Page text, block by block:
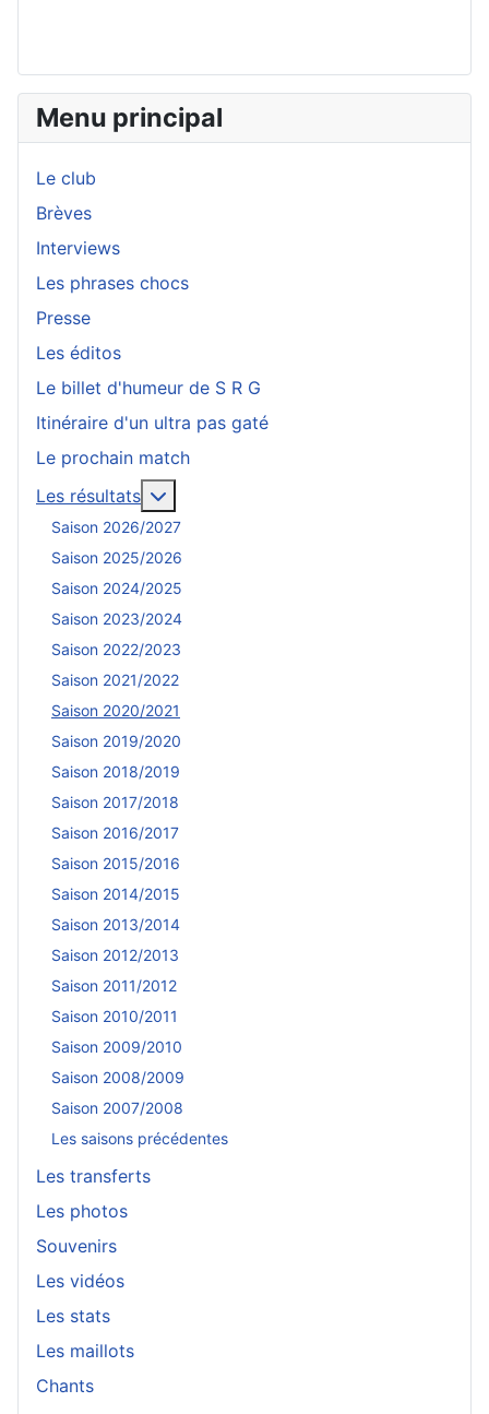
Menu principal
Le club
Brèves
Interviews
Les phrases chocs
Presse
Les éditos
Le billet d'humeur de S R G
Itinéraire d'un ultra pas gaté
Le prochain match
Les résultats
Saison 2026/2027
Saison 2025/2026
Saison 2024/2025
Saison 2023/2024
Saison 2022/2023
Saison 2021/2022
Saison 2020/2021
Saison 2019/2020
Saison 2018/2019
Saison 2017/2018
Saison 2016/2017
Saison 2015/2016
Saison 2014/2015
Saison 2013/2014
Saison 2012/2013
Saison 2011/2012
Saison 2010/2011
Saison 2009/2010
Saison 2008/2009
Saison 2007/2008
Les saisons précédentes
Les transferts
Les photos
Souvenirs
Les vidéos
Les stats
Les maillots
Chants